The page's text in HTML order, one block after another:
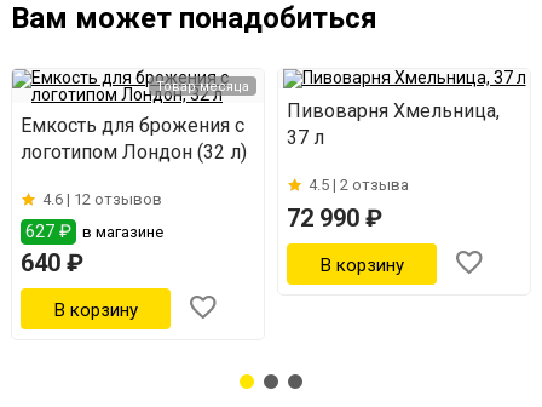
Вам может понадобиться
Товар месяца
Емкость для брожения с
логотипом Лондон (32 л)
4.6 | 12 отзывов
627 ₽ в магазине
640 ₽
Пивоварня Хмельница,
37 л
4.5 | 2 отзыва
72 990 ₽